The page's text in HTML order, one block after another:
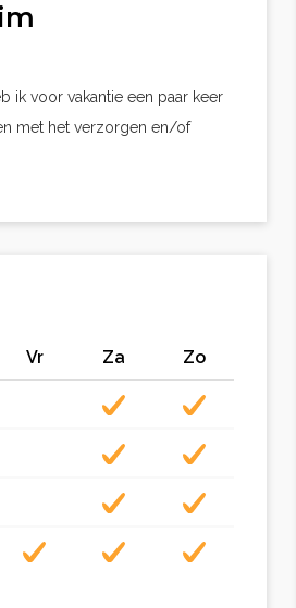
ik voor vakantie een paar keer
met het verzorgen en/of
Vr Za Zo